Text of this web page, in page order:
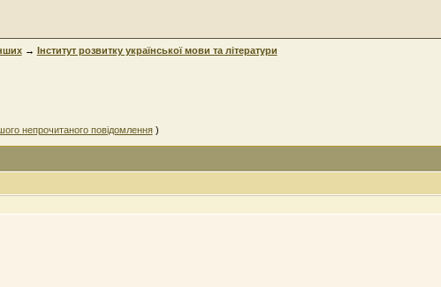
→ Інститут розвитку української мови та літератури
непрочитаного повідомлення)